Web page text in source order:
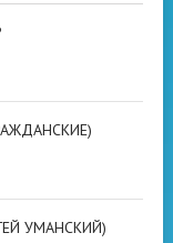
УМАНСКИЙ)